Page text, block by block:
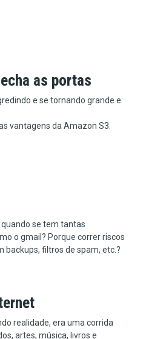
as portas
e se tornando grande e
vantagens da Amazon S3.
se tem tantas
o gmail? Porque correr riscos
backups, filtros de spam, etc.?
realidade, era uma corrida
artes, música, livros e